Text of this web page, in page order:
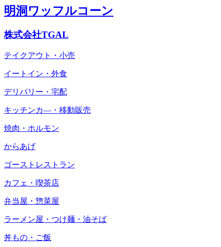
明洞ワッフルコーン
株式会社TGAL
テイクアウト・小売
イートイン・外食
デリバリー・宅配
キッチンカ―・移動販売
焼肉・ホルモン
からあげ
ゴーストレストラン
カフェ・喫茶店
弁当屋・惣菜屋
ラーメン屋・つけ麺・油そば
丼もの・ご飯